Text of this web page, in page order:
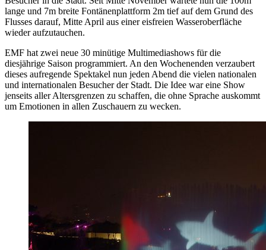
lange und 7m breite Fontänenplattform 2m tief auf dem Grund des
Flusses darauf, Mitte April aus einer eisfreien Wasseroberfläche
wieder aufzutauchen.
EMF hat zwei neue 30 minütige Multimediashows für die
diesjährige Saison programmiert. An den Wochenenden verzaubert
dieses aufregende Spektakel nun jeden Abend die vielen nationalen
und internationalen Besucher der Stadt. Die Idee war eine Show
jenseits aller Altersgrenzen zu schaffen, die ohne Sprache auskommt
um Emotionen in allen Zuschauern zu wecken.